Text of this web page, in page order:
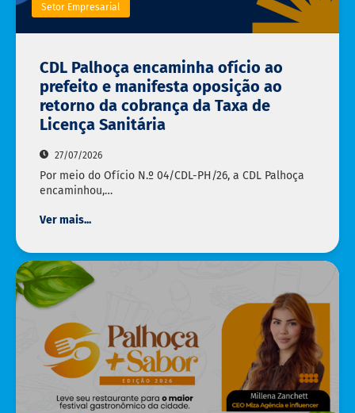
Setor Empresarial
CDL Palhoça encaminha ofício ao
prefeito e manifesta oposição ao
retorno da cobrança da Taxa de
Licença Sanitária
27/07/2026
Por meio do Ofício N.º 04/CDL-PH/26, a CDL Palhoça
encaminhou,…
Ver mais...